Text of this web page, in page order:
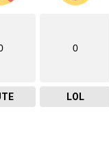
0
LOL